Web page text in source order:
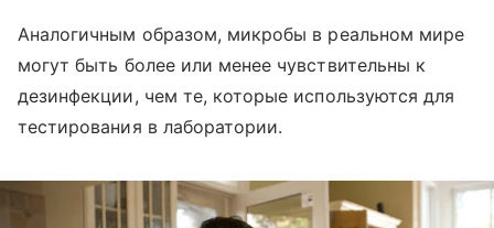
Аналогичным образом, микробы в реальном мире
могут быть более или менее чувствительны к
дезинфекции, чем те, которые используются для
тестирования в лаборатории.